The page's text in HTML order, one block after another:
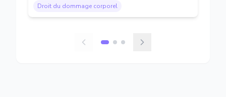
Droit du dommage corporel